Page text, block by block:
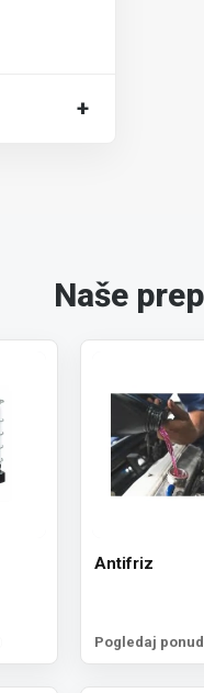
+
Naše
Antifriz
Pogledaj